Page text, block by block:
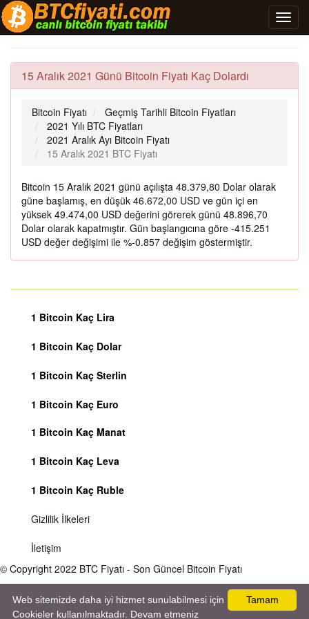
15 Aralık 2021 Günü Bitcoin Fiyatı Kaç Dolardı
Bitcoin Fiyatı
Geçmiş Tarihli Bitcoin Fiyatları
2021 Yılı BTC Fiyatları
2021 Aralık Ayı Bitcoin Fiyatı
15 Aralık 2021 BTC Fiyatı
Bitcoin 15 Aralık 2021 günü açılışta 48.379,80 Dolar olarak
güne başlamış, en düşük 46.672,00 USD ve gün içi en
yüksek 49.474,00 USD değerini görerek günü 48.896,70
Dolar olarak kapatmıştır. Gün başlangıcına göre -415.251
USD değer değişimi ile %-0.857 değişim göstermiştir.
1 Bitcoin Kaç Lira
1 Bitcoin Kaç Dolar
1 Bitcoin Kaç Sterlin
1 Bitcoin Kaç Euro
1 Bitcoin Kaç Manat
1 Bitcoin Kaç Leva
1 Bitcoin Kaç Ruble
Gizlilik İlkeleri
İletişim
© Copyright 2022 BTC Fiyatı - Son Güncel Bitcoin Fiyatı
Bitcoin fiyatı sürekli olarak değişmektedir, 7 gün 24 saat kripto para piyasaları
aktiftir. Sitemiz sadece bilgilendirme amacı gütmektedir, herhangi bir kripto paraya
Tamam
Web sitemizde daha iyi hizmet sunulabilmesi için
Cookieler kullanılmaktadır. Devam etmeniz